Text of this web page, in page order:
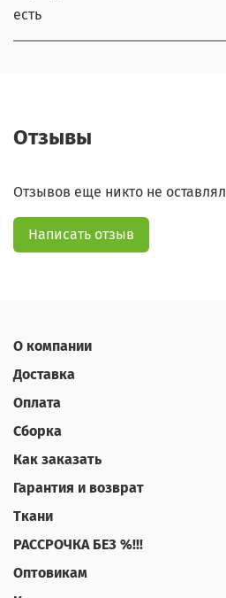
есть
Отзывы
Отзывов еще никто не оставлял
Написать отзыв
О компании
Доставка
Оплата
Сборка
Как заказать
Гарантия и возврат
Ткани
РАССРОЧКА БЕЗ %!!!
Оптовикам